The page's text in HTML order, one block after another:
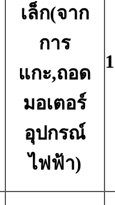
เล็ก(จาก
การ
แกะ,ถอด
มอเตอร์
อุปกรณ์
ไฟฟ้า)